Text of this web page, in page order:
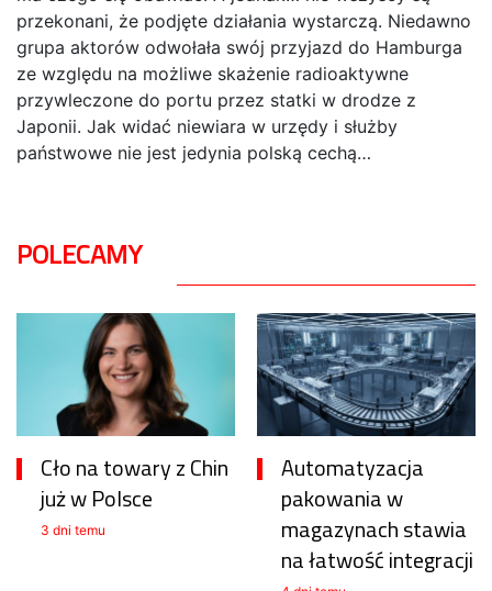
przekonani, że podjęte działania wystarczą. Niedawno
grupa aktorów odwołała swój przyjazd do Hamburga
ze względu na możliwe skażenie radioaktywne
przywleczone do portu przez statki w drodze z
Japonii. Jak widać niewiara w urzędy i służby
państwowe nie jest jedynia polską cechą…
POLECAMY
Cło na towary z Chin
już w Polsce
3 dni temu
Automatyzacja
pakowania w
magazynach stawia
na łatwość integracji